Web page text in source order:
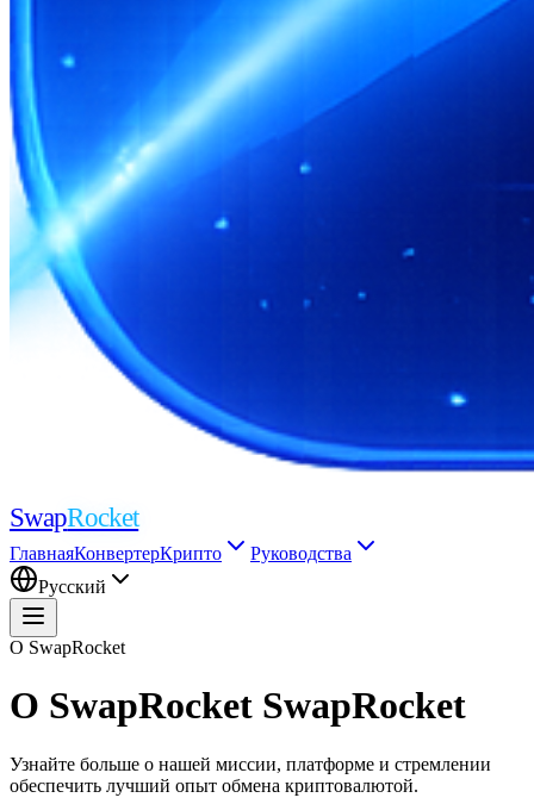
SwapRocket
ГлавнаяКонвертерКрипто
Руководства
Русский
О SwapRocket
О SwapRocket SwapRocket
Узнайте больше о нашей миссии, платформе и стремлении
обеспечить лучший опыт обмена криптовалютой.